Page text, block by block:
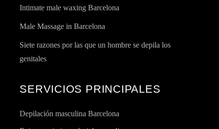
Intimate male waxing Barcelona
Male Massage in Barcelona
Siete razones por las que un hombre se depila los
genitales
SERVICIOS PRINCIPALES
Depilación masculina Barcelona